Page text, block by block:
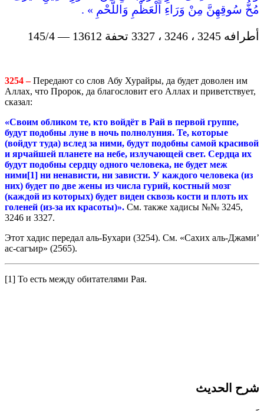
مُخُّ سُوقِهِنَّ مِنْ وَرَاءِ الْعَظْمِ وَاللَّحْمِ » .
أطرافه 3245 ، 3246 ، 3327 تحفة 13612 — 145/4
3254 –Передают со слов Абу Хурайры, да будет доволен им
Аллах, что Пророк, да благословит его Аллах и приветствует,
сказал:
«Своим обликом те, кто войдёт в Рай в первой группе,
будут подобны луне в ночь полнолуния. Те, которые
(войдут туда) вслед за ними, будут подобны самой красивой
и ярчайшей планете на небе, излучающей свет. Сердца их
будут подобны сердцу одного человека, не будет меж
ними[1] ни ненависти, ни зависти. У каждого человека (из
них) будет по две жены из числа гурий, костный мозг
(каждой из которых) будет виден сквозь кости и плоть их
голеней (из-за их красоты)». См. также хадисы №№ 3245,
3246 и 3327.
Этот хадис передал аль-Бухари (3254). См. «Сахих аль-Джами’
ас-сагъир» (2565).
[1] То есть между обитателями Рая.
شرح الحديث